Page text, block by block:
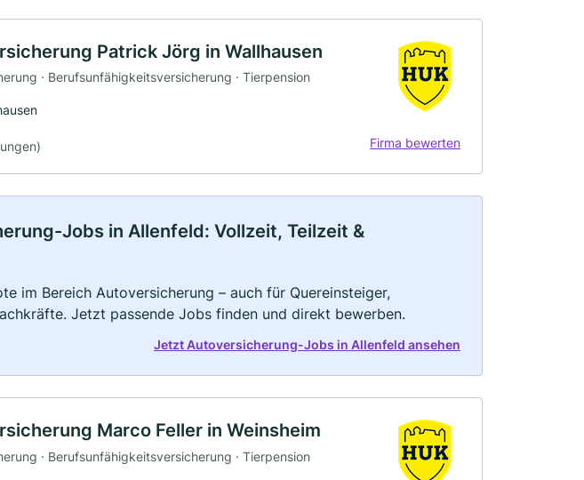
Patrick Jörg in Wallhausen
· Berufsunfähigkeitsversicherung · Tierpension
Firma bewerten
Jobs in Allenfeld: Vollzeit, Teilzeit &
im Bereich Autoversicherung – auch für Quereinsteiger,
Jetzt passende Jobs finden und direkt bewerben.
Jetzt Autoversicherung-Jobs in Allenfeld ansehen
Marco Feller in Weinsheim
· Berufsunfähigkeitsversicherung · Tierpension